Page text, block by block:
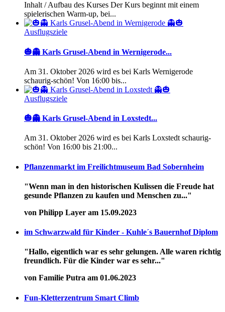
Inhalt / Aufbau des Kurses Der Kurs beginnt mit einem
spielerischen Warm-up, bei...
Ausflugsziele
🎃👻 Karls Grusel-Abend in Wernigerode...
Am 31. Oktober 2026 wird es bei Karls Wernigerode
schaurig-schön! Von 16:00 bis...
Ausflugsziele
🎃👻 Karls Grusel-Abend in Loxstedt...
Am 31. Oktober 2026 wird es bei Karls Loxstedt schaurig-
schön! Von 16:00 bis 21:00...
Pflanzenmarkt im Freilichtmuseum Bad Sobernheim
"Wenn man in den historischen Kulissen die Freude hat
gesunde Pflanzen zu kaufen und Menschen zu..."
von Philipp Layer am 15.09.2023
im Schwarzwald für Kinder - Kuhle´s Bauernhof Diplom
"Hallo, eigentlich war es sehr gelungen. Alle waren richtig
freundlich. Für die Kinder war es sehr..."
von Familie Putra am 01.06.2023
Fun-Kletterzentrum Smart Climb